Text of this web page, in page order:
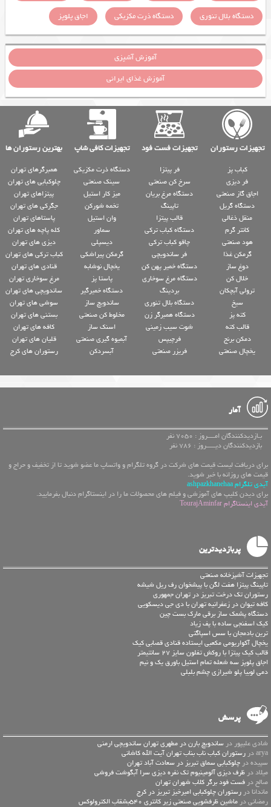
دستگاه بلال تنوری
دستگاه ذرت مکزیکی اجاق پلوپز
آموزش آشپزی
آموزش غذای ایرانی
تجهیزات رستوران تجهیزات فست فود تجهیزات کافی شاپ بهترین رستوران ها
کباب پز
فر دیزی
اجاق گاز صنعتی
دستگاه گریل
منقل ذغالی
کانتر گرم
هود صنعتی
گرمکن غذا
دوغ ساز
خلال کن
ترولی آبچکان
سیخ
کته پز
قالب کته
دمکن برنج
یخچال صنعتی
فر پیتزا
سرخ کن صنعتی
دستگاه مرغ بریان
تاپینگ
قالب پیتزا
دستگاه کباب ترکی
چاقو کباب ترکی
فر ساندویچی
دستگاه خمیر پهن کن
دستگاه مرغ سوخاری
بردینگ
دستگاه بلال تنوری
دستگاه همبرگر زن
شوت سیب زمینی
فرچیپس
فریزر صنعتی
دستگاه ذرت مکزیکی
سینک صنعتی
میز کار استیل
تخمه شورکن
وان استیل
سماور
دیسپلی
گرمکن پیراشکی
یخچال نوشابه
پاستا پز
دستگاه خمیرگیر
ساندویچ ساز
مخلوط کن صنعتی
اسنک ساز
آبمیوه گیری صنعتی
آبسردکن
همبرگرهای تهران
چلوکبابی های تهران
پیتزاهای تهران
جگرکی های تهران
پاستاهای تهران
کله پاچه های تهران
دیزی های تهران
کباب ترکی های تهران
قنادی های تهران
مرغ سوخاری تهران
ساندویچی های تهران
سوشی های تهران
بستنی های تهران
کافه های تهران
قلیان های تهران
رستوران های کرج
آمار
بـازدیدکنندگان امــــروز : 7050 نفر
بازدیدکنندگان دیـــــروز : 786 نفر
برای دریافت لیست قیمت های شرکت در گروه تلگرام و واتساپ ما عضو شوید تا از تخفیف و حراج و
قیمت های روزانه با خبر شوید.
آیدی تلگرام ashpazkhanehaa
برای دیدن کلیپ های آموزشی و فیلم های محصولات ما را در اینستاگرام دنبال بفرمایید.
آیدی اینستاگرام TourajAminfar
پربازدیدترین
تجهیزات آشپزخانه صنعتی
تاپینگ پیتزا هفت لگن با پیشخوان رف ریل شیشه
رستوران تک درخت تبریز در تهران جمهوری
کافه تیوان در زعفرانیه تهران با دی جی دیسکویی
دستگاه پشمک ساز برقی مارک بست چین
کیک اسفنجی ساده با پف زیاد
ترین بادمجان با سس اسپاگتی
یخچال آکواریومی مکعبی ایستاده قنادی قصابی کیک
قالب کیک پیتزا با روکش تفلون سایز 27 سانتیمتر
اجاق پلوپز سه شعله تمام استیل باورق یک و نیم
دمی لوبیا پلو شیرازی چشم بلبلی
پرسش
شادی علیپور در ساندویچ بارن در مطهری تهران ساندویچی ارمنی
arya در
رستوران کباب ناب بناب تهران آیت الله کاشانی
سپیده در چلوکبابی سماق تبریز در سعادت آباد تهران
میلاد در ظرف دیزی آلومینیوم تک نفره دیزی سرا آبگوشت فروشی
صالح در فست فود برگر کلاب شهران تهران
ماندانا در رستوران چلوکبابی امیرخیز تبریز در کرج
رمضانی در ماشین ظرفشویی صنعتی زیر کانتری 540بشقاب الکترولوکس